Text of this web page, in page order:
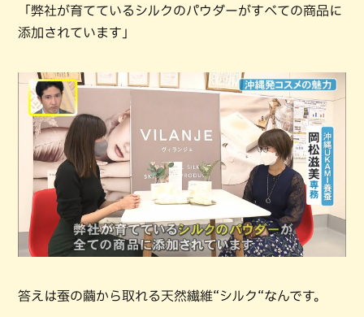
「弊社が育てているシルクのパウダーがすべての商品に
添加されています」
答えは蚕の繭から取れる天然繊維“シルク“なんです。